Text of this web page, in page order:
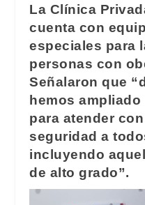
La Clínica
cuenta con
especiales para
personas con
Señalaron que
hemos
para atender
seguridad a
incluyendo
de alto grado”.